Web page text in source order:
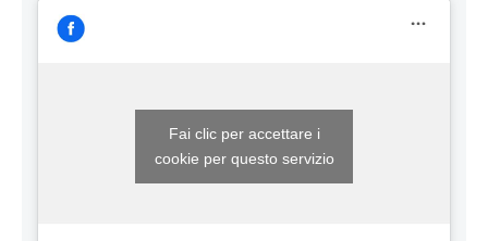
Fai clic per accettare i
cookie per questo servizio